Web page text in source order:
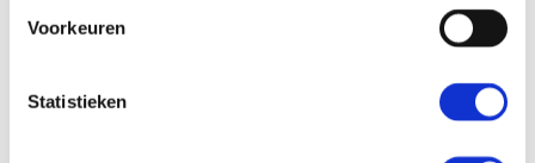
Voorkeuren
Statistieken